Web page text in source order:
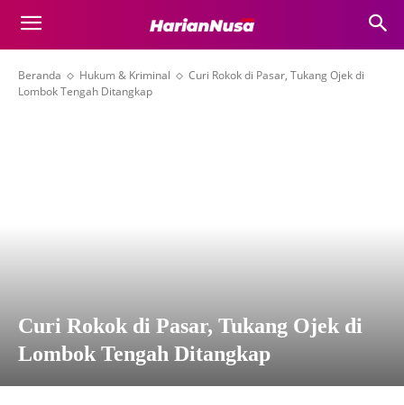
Beranda Hukum & Kriminal
Curi Rokok di Pasar, Tukang Ojek di
Lombok Tengah Ditangkap
Curi Rokok di Pasar, Tukang Ojek di
Lombok Tengah Ditangkap